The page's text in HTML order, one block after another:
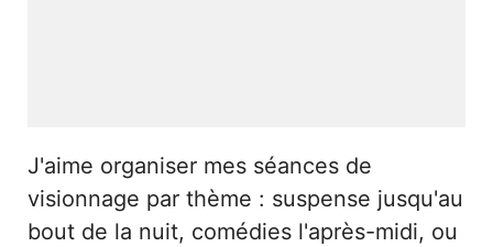
J'aime organiser mes séances de
visionnage par thème : suspense jusqu'au
bout de la nuit, comédies l'après-midi, ou